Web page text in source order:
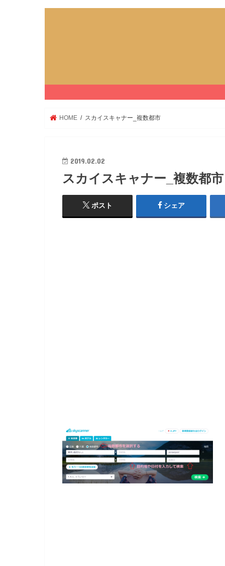
HOME スカイスキャナー_複数都市
2019.02.02
スカイスキャナー_複数都市
ポスト シェア